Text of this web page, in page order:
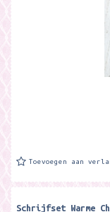
Toevoegen aan
Schrijfset Warme